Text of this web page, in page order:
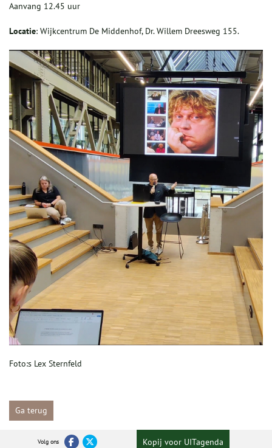
Aanvang 12.45 uur
Locatie: Wijkcentrum De Middenhof, Dr. Willem Dreesweg 155.
Foto:s Lex Sternfeld
Ga terug
Volg ons Kopij voor UITagenda